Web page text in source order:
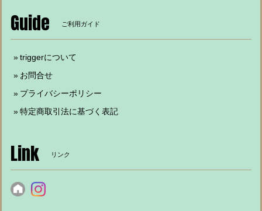
Guide ご利用ガイド
triggerについて
お問合せ
プライバシーポリシー
特定商取引法に基づく表記
Link リンク